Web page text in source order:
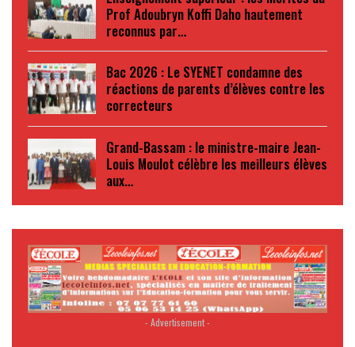
Prof Adoubryn Koffi Daho hautement
reconnus par…
Bac 2026 : Le SYENET condamne des
réactions de parents d’élèves contre les
correcteurs
Grand-Bassam : le ministre-maire Jean-
Louis Moulot célèbre les meilleurs élèves
aux…
- Advertisement -